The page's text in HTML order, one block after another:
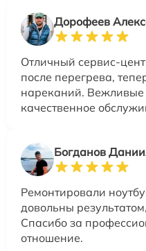
Дорофеев
Отличный сервис-
после перегрева,
нареканий. Вежливые
качественное
Богданов
Ремонтировали
довольны
Спасибо за
отношение.